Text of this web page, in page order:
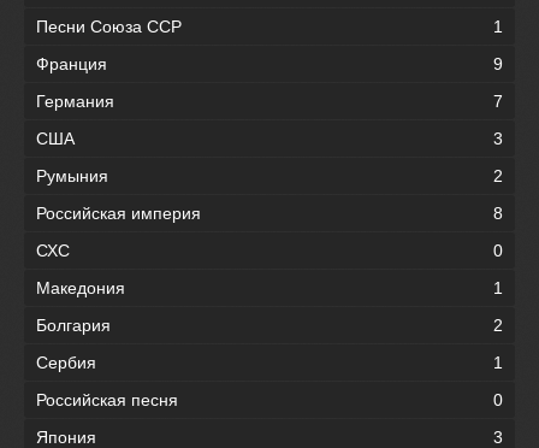
Песни Союза ССР
1
Франция
9
Германия
7
США
3
Румыния
2
Российская империя
8
СХС
0
Македония
1
Болгария
2
Сербия
1
Российская песня
0
Япония
3